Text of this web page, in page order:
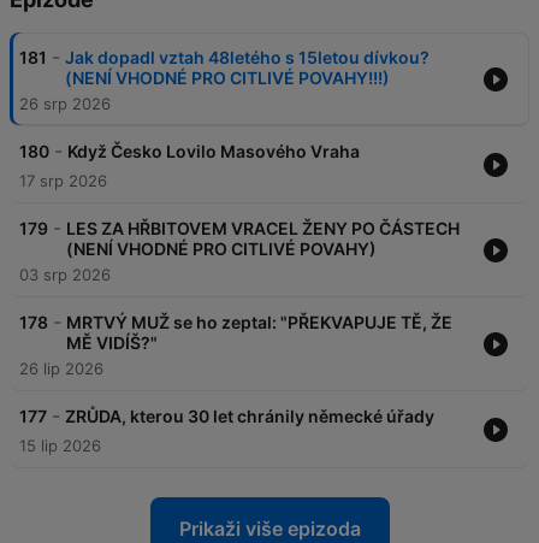
181 - Jak dopadl vztah 48letého s 15letou dívkou?
(NENÍ VHODNÉ PRO CITLIVÉ POVAHY!!!)
26 srp 2026
180 - Když Česko Lovilo Masového Vraha
17 srp 2026
179 - LES ZA HŘBITOVEM VRACEL ŽENY PO ČÁSTECH
(NENÍ VHODNÉ PRO CITLIVÉ POVAHY)
03 srp 2026
178 - MRTVÝ MUŽ se ho zeptal: "PŘEKVAPUJE TĚ, ŽE
MĚ VIDÍŠ?"
26 lip 2026
177 - ZRŮDA, kterou 30 let chránily německé úřady
15 lip 2026
Prikaži više epizoda